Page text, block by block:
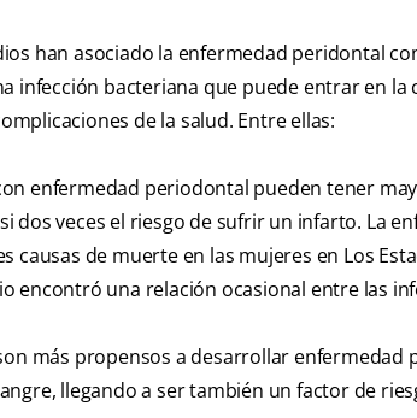
han asociado la enfermedad peridontal
infección bacteriana que puede entrar en la
de la salud. Entre ellas:
enfermedad periodontal pueden tener
dos veces el riesgo de sufrir un infarto. La
causas de muerte en las mujeres en Los
encontró una relación ocasional entre las
más propensos a desarrollar enfermedad
llegando a ser también un factor de